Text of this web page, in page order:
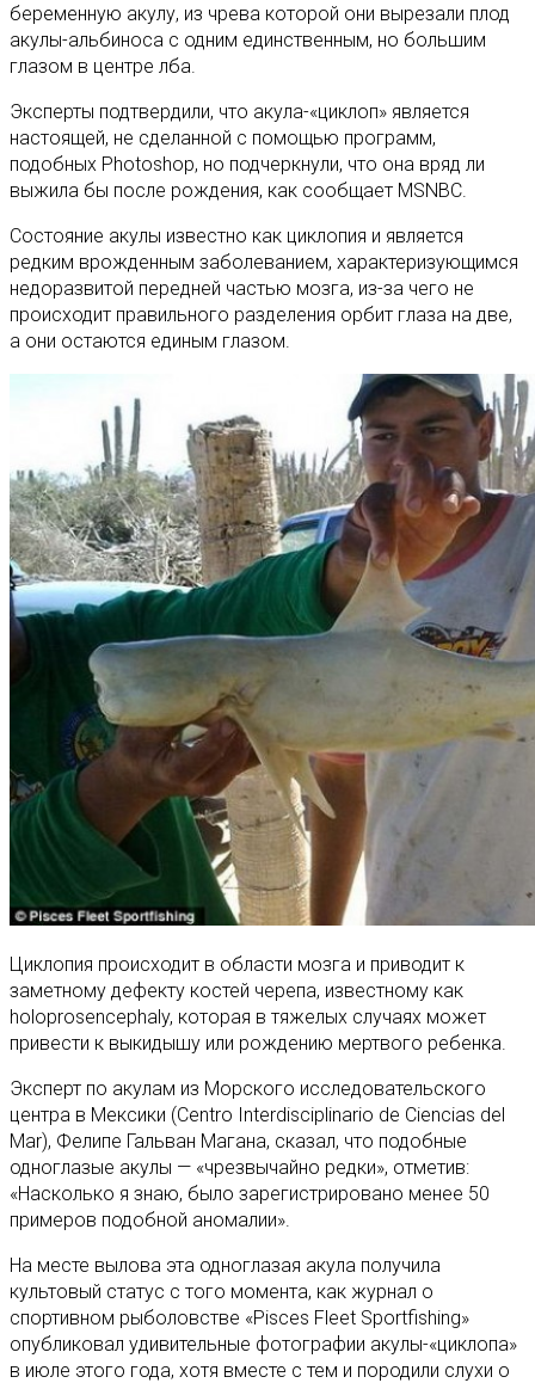
беременную акулу, из чрева которой они вырезали плод
акулы-альбиноса с одним единственным, но большим
глазом в центре лба.
Эксперты подтвердили, что акула-«циклоп» является
настоящей, не сделанной с помощью программ,
подобных Photoshop, но подчеркнули, что она вряд ли
выжила бы после рождения, как сообщает MSNBC.
Состояние акулы известно как циклопия и является
редким врожденным заболеванием, характеризующимся
недоразвитой передней частью мозга, из-за чего не
происходит правильного разделения орбит глаза на две,
а они остаются единым глазом.
Циклопия происходит в области мозга и приводит к
заметному дефекту костей черепа, известному как
holoprosencephaly, которая в тяжелых случаях может
привести к выкидышу или рождению мертвого ребенка.
Эксперт по акулам из Морского исследовательского
центра в Мексики (Centro Interdisciplinario de Ciencias del
Mar), Фелипе Гальван Магана, сказал, что подобные
одноглазые акулы — «чрезвычайно редки», отметив:
«Насколько я знаю, было зарегистрировано менее 50
примеров подобной аномалии».
На месте вылова эта одноглазая акула получила
культовый статус с того момента, как журнал о
спортивном рыболовстве «Pisces Fleet Sportfishing»
опубликовал удивительные фотографии акулы-«циклопа»
в июле этого года, хотя вместе с тем и породили слухи о